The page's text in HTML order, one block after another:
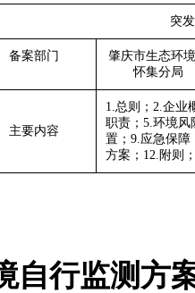
突
备案部门 肇庆市生态环境
怀集分局
主要内容
1.总则；2.企业
职责； 5.环境风
置； 9. 应急保障
方案 ；1 2 .附则
自行监测方